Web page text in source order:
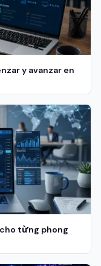
y avanzar en
cho từng phong